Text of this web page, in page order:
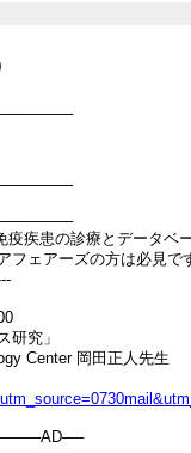
疾患の診療とデータベ
フェアーズの方は必見で
研究」
Center 岡田正人先生